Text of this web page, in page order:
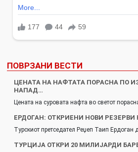
ПОВРЗАНИ ВЕСТИ
ЦЕНАТА НА НАФТАТА ПОРАСНА ПО
НАПАД…
Цената на суровата нафта во светот
ЕРДОГАН: ОТКРИЕНИ НОВИ РЕЗЕРВИ
Турскиот претседател Реџеп Таип Ердоган
ТУРЦИЈА ОТКРИ 20 МИЛИЈАРДИ